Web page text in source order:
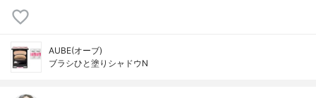
AUBE(オーブ)
ブラシひと塗りシャドウN